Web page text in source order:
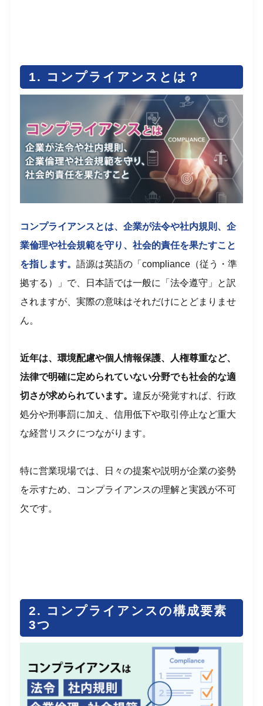
1. コンプライアンスとは？
コンプライアンスとは、企業が法令や社内規則、企
業倫理や社会規範を守り、社会的責任を果たすこと
を指します。語源は英語の「compliance（従う・準
拠する）」で、日本語では一般に「法令遵守」と訳
されますが、実際の意味はそれだけにとどまりませ
ん。
近年は、環境配慮や個人情報保護、人権尊重など、
法律で明確に定められていない分野でも社会的な適
切さが求められています。違反が発覚すれば、行政
処分や刑事罰に加え、信用低下や取引停止など重大
な経営リスクにつながります。
特に営業現場では、日々の提案や説明が企業の姿勢
を示すため、コンプライアンスの理解と実践が不可
欠です。
2. コンプライアンスの構成要素
3つ